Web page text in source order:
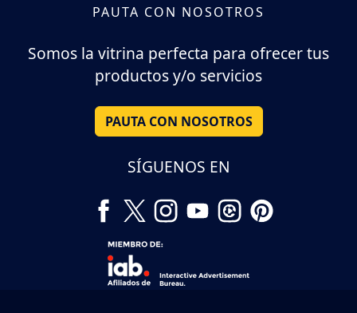
PAUTA CON NOSOTROS
Somos la vitrina perfecta para ofrecer tus
productos y/o servicios
PAUTA CON NOSOTROS
SÍGUENOS EN